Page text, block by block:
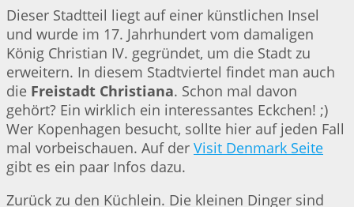
Dieser Stadtteil liegt auf einer künstlichen Insel
und wurde im 17. Jahrhundert vom damaligen
König Christian IV. gegründet, um die Stadt zu
erweitern. In diesem Stadtviertel findet man auch
die Freistadt Christiana. Schon mal davon
gehört? Ein wirklich ein interessantes Eckchen! ;)
Wer Kopenhagen besucht, sollte hier auf jeden Fall
mal vorbeischauen. Auf der Visit Denmark Seite
gibt es ein paar Infos dazu.
Zurück zu den Küchlein. Die kleinen Dinger sind